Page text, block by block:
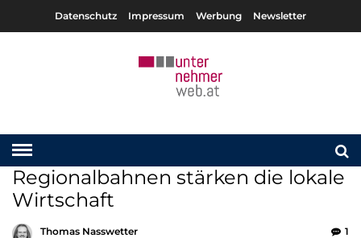
Datenschutz Impressum Werbung Newsletter
Regionalbahnen stärken die lokale
Wirtschaft
Thomas Nasswetter 1